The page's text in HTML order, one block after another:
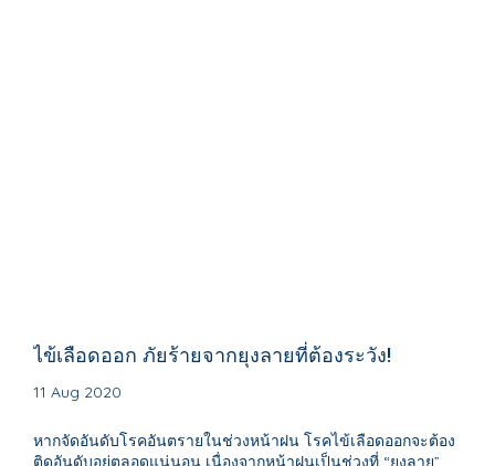
ไข้เลือดออก ภัยร้ายจากยุงลายที่ต้องระวัง!
11 Aug 2020
หากจัดอันดับโรคอันตรายในช่วงหน้าฝน โรคไข้เลือดออกจะต้อง
ติดอันดับอยู่ตลอดแน่นอน เนื่องจากหน้าฝนเป็นช่วงที่ “ยุงลาย”